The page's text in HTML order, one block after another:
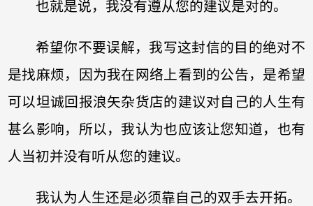
也就是说，我没有遵从您的建议是对的。
希望你不要误解，我写这封信的目的绝对不
是找麻烦，因为我在网络上看到的公告，是希望
可以坦诚回报浪矢杂货店的建议对自己的人生有
甚么影响，所以，我认为也应该让您知道，也有
人当初并没有听从您的建议。
我认为人生还是必须靠自己的双手去开拓。